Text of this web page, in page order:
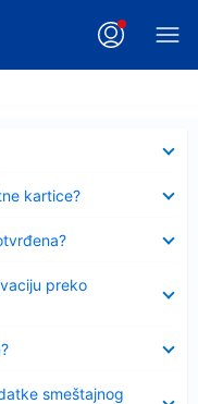
kartice?
preko
smeštajnog